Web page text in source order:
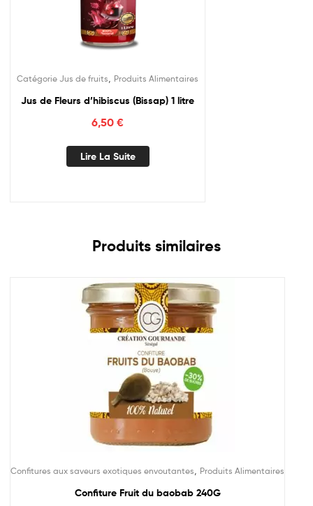
Catégorie Jus de fruits Produits Alimentaires
Jus de Fleurs d’hibiscus (Bissap) 1 litre
6,50 €
Lire La Suite
Produits similaires
Confitures aux saveurs exotiques envoutantes Produits Alimentaires
Confiture Fruit du baobab 240G